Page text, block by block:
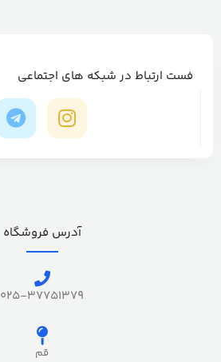
فست ارتباط در شبکه های اجتماعی
آدرس فروشگاه
025-37751379
قم